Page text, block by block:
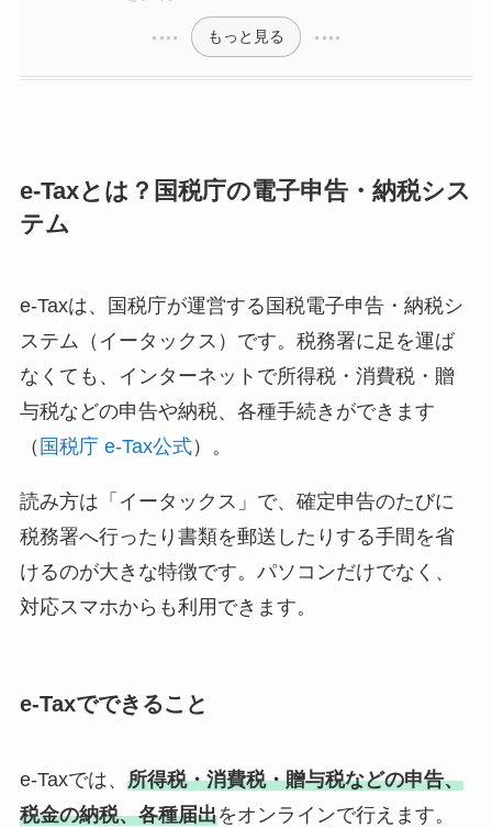
もっと見る
e-Taxとは？国税庁の電子申告・納税シス
テム
e-Taxは、国税庁が運営する国税電子申告・納税シ
ステム（イータックス）です。税務署に足を運ば
なくても、インターネットで所得税・消費税・贈
与税などの申告や納税、各種手続きができます
（ 国税庁 e-Tax公式）。
読み方は「イータックス」で、確定申告のたびに
税務署へ行ったり書類を郵送したりする手間を省
けるのが大きな特徴です。パソコンだけでなく、
対応スマホからも利用できます。
e-Taxでできること
e-Taxでは、 所得税・消費税・贈与税などの申告、
税金の納税、各種届出をオンラインで行えます。